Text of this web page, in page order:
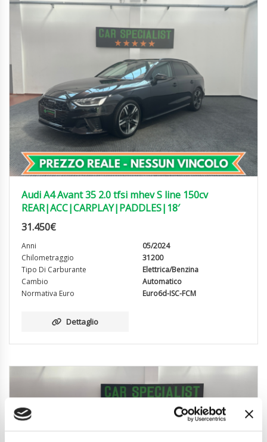
Audi A4 Avant 35 2.0 tfsi mhev S line 150cv
REAR|ACC|CARPLAY|PADDLES|18′
31.450€
Anni
05/2024
Chilometraggio
31200
Tipo Di Carburante
Elettrica/Benzina
Cambio
Automatico
Normativa Euro
Euro6d-ISC-FCM
Dettaglio